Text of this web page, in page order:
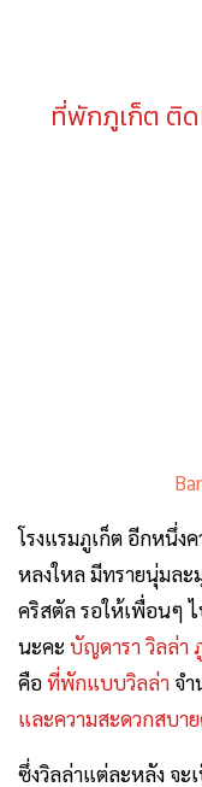
ที่พักภูเก็ต ติด
โรงแรมภูเก็ต อีกหนึ่ง
หลงใหล มีทรายนุ่มล
คริสตัล รอให้เพื่อนๆ
นะคะ บัญดารา วิลล่า
คือที่พักแบบวิลล่า จ
และความสะดวกสบา
ซึ่งวิลล่าแต่ละหลัง จะ